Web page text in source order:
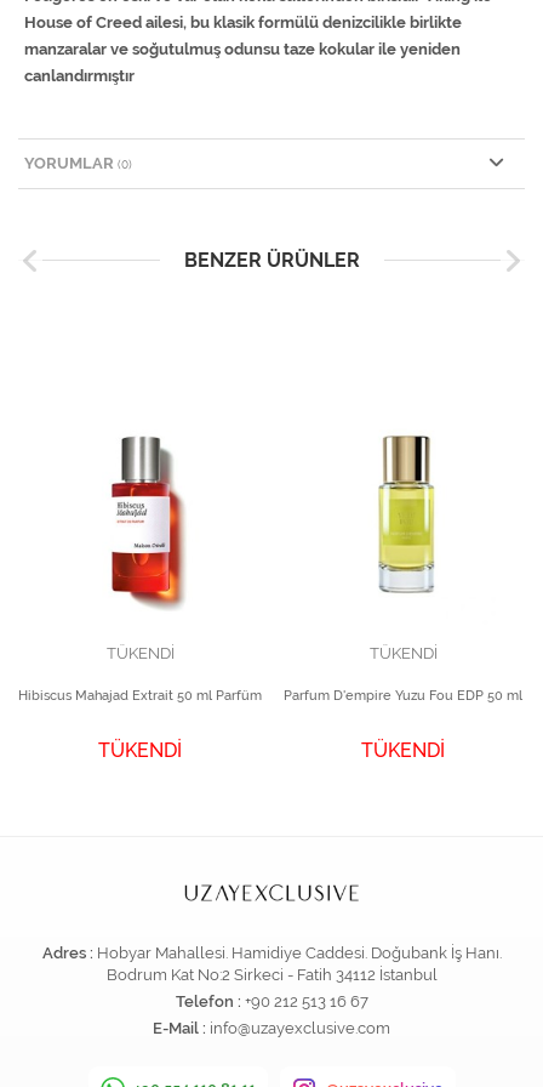
House of Creed ailesi, bu klasik formülü denizcilikle birlikte
manzaralar ve soğutulmuş odunsu taze kokular ile yeniden
canlandırmıştır
YORUMLAR (0)
BENZER ÜRÜNLER
TÜKENDİ
Hibiscus Mahajad Extrait 50 ml Parfüm
TÜKENDİ
TÜKENDİ
Parfum D'empire Yuzu Fou EDP 50 ml
TÜKENDİ
Adres : Hobyar Mahallesi. Hamidiye Caddesi. Doğubank İş Hanı.
Bodrum Kat No:2 Sirkeci - Fatih 34112 İstanbul
Telefon : +90 212 513 16 67
E-Mail : info@uzayexclusive.com